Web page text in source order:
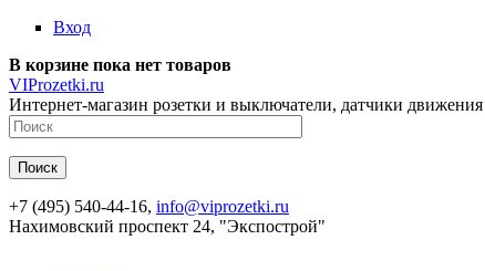
Перейти к основному содержанию
Вход
В корзине пока нет товаров
VIProzetki.ru
Интернет-магазин розетки и выключатели, датчики
+7 (495) 540-44-16, info@viprozetki.ru
Нахимовский проспект 24, "Экспострой"